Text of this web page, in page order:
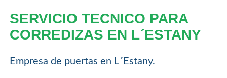
SERVICIO TECNICO PARA
CORREDIZAS EN L´ESTANY
Empresa de puertas en L´Estany.